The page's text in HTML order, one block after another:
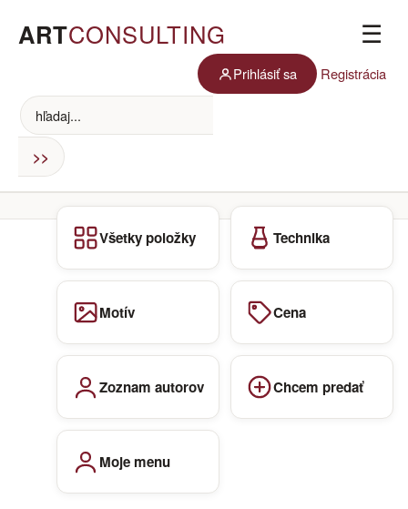
ARTCONSULTING ☰
Prihlásiť sa Registrácia
Všetky položky Technika
Motív Cena
Zoznam autorov Chcem predať
Moje menu